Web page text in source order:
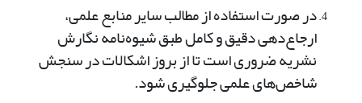
در صورت استفاده از مطالب سایر منابع علمی،
ارجاع‌دهی دقیق و کامل طبق شیوه‌نامه نگارش
نشریه ضروری است تا از بروز اشکالات در سنجش
شاخص‌های علمی جلوگیری شود.